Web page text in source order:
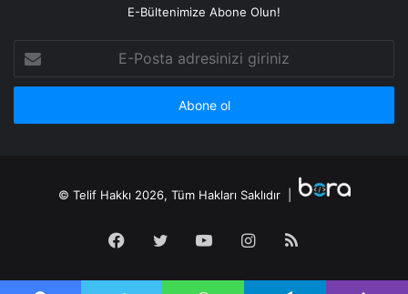
E-Bültenimize Abone Olun!
Posta
adresinizi
© Telif Hakkı 2026, Tüm Hakları Saklıdır |
Facebook
TwitterYouTubeInstagram
RSS